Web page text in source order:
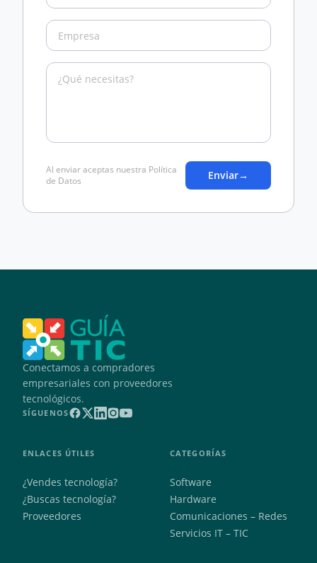
Al enviar aceptas nuestra Política
de Datos
Enviar→
Conectamos a compradores
empresariales con proveedores
tecnológicos.
SÍGUENOS
ENLACES ÚTILES
¿Vendes tecnología?
¿Buscas tecnología?
Proveedores
CATEGORÍAS
Software
Hardware
Comunicaciones – Redes
Servicios IT – TIC